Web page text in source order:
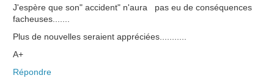
J'espère que son" accident" n'aura pas eu de conséquences
facheuses.......
Plus de nouvelles seraient appréciées...........
A+
Répondre